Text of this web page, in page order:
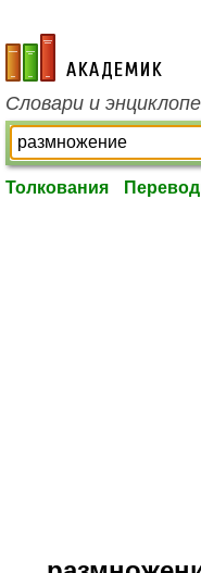
academic.ru
Словари и
Толкования